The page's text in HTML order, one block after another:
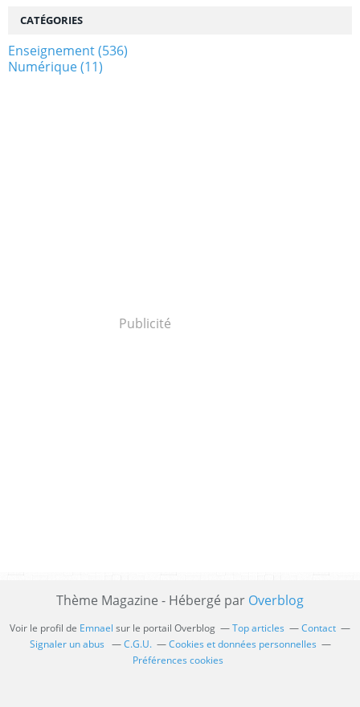
CATÉGORIES
Enseignement(536)
Numérique(11)
Publicité
Thème Magazine - Hébergé par Overblog
Voir le profil de Emnael sur le portail Overblog Top articles
Contact
Signaler un abus
C.G.U.
Cookies et données personnelles
Préférences cookies